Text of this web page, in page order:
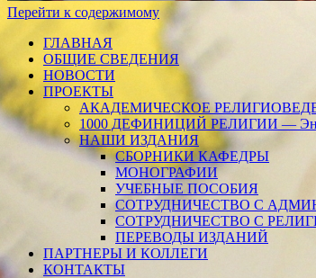
Перейти к содержимому
ГЛАВНАЯ
ОБЩИЕ СВЕДЕНИЯ
НОВОСТИ
ПРОЕКТЫ
АКАДЕМИЧЕСКОЕ
1000 ДЕФИНИЦИЙ РЕЛИГИИ —
НАШИ ИЗДАНИЯ
СБОРНИКИ КАФЕДРЫ
МОНОГРАФИИ
УЧЕБНЫЕ ПОСОБИЯ
СОТРУДНИЧЕСТВО С
СОТРУДНИЧЕСТВО С
ПЕРЕВОДЫ ИЗДАНИЙ
ПАРТНЕРЫ И КОЛЛЕГИ
КОНТАКТЫ